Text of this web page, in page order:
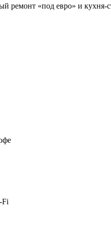
ремонт «под евро» и кухня-
Fi